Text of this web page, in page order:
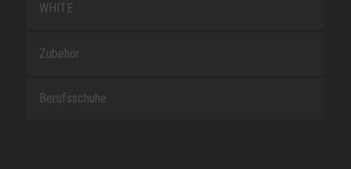
WHITE
Zubehör
Berufsschuhe